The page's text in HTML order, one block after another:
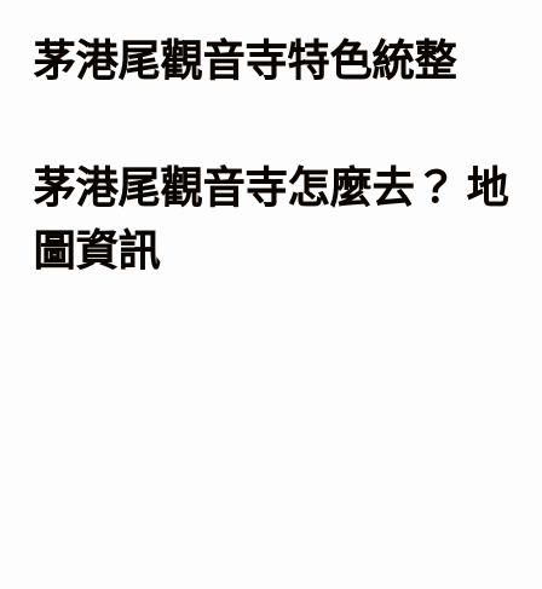
茅港尾觀音寺特色統整
茅港尾觀音寺怎麼去？ 地
圖資訊